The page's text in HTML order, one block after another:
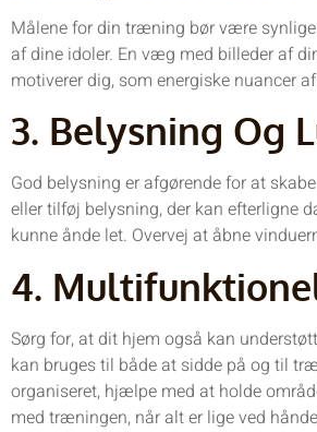
Målene for din træning bør være
af dine idoler. En væg med billeder af
motiverer dig, som energiske nuancer
3. Belysning Og
God belysning er afgørende for at
eller tilføj belysning, der kan efterligne
kunne ånde let. Overvej at åbne
4.
Sørg for, at dit hjem også kan
kan bruges til både at sidde på og til
organiseret, hjælpe med at holde
med træningen, når alt er lige ved